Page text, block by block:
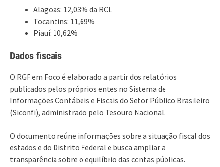
Alagoas: 12,03% da RCL
Tocantins: 11,69%
Piauí: 10,62%
Dados fiscais
O RGF em Foco é elaborado a partir dos relatórios
publicados pelos próprios entes no Sistema de
Informações Contábeis e Fiscais do Setor Público Brasileiro
(Siconfi), administrado pelo Tesouro Nacional.
O documento reúne informações sobre a situação fiscal dos
estados e do Distrito Federal e busca ampliar a
transparência sobre o equilíbrio das contas públicas.